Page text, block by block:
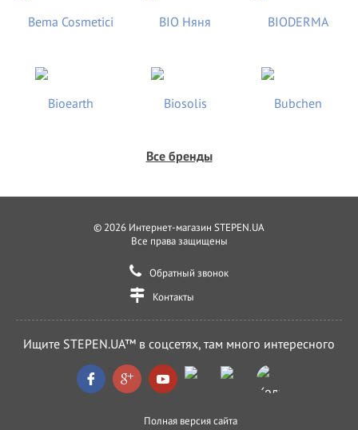
Все бренды
© 2026 Интернет-магазин STEPEN.UA
Все права защищены
Обратный звонок
Контакты
Ищите STEPEN.UA™ в соцсетях, там много интересного
Полная версия сайта